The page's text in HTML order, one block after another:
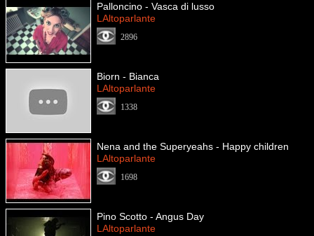
Palloncino - Vasca di lusso
LAltoparlante
2896
Biorn - Bianca
LAltoparlante
1338
Nena and the Superyeahs - Happy children
LAltoparlante
1698
Pino Scotto - Angus Day
LAltoparlante